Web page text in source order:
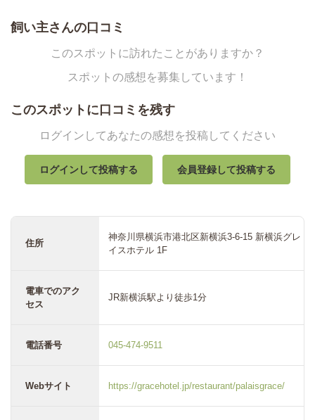
飼い主さんの口コミ
このスポットに訪れたことがありますか？
スポットの感想を募集しています！
このスポットに口コミを残す
ログインしてあなたの感想を投稿してください
ログインして投稿する 会員登録して投稿する
住所
神奈川県横浜市港北区新横浜3-6-15 新横浜グレ
イスホテル 1F
電車でのアク
セス
JR新横浜駅より徒歩1分
電話番号 045-474-9511
Webサイト https://gracehotel.jp/restaurant/palaisgrace/